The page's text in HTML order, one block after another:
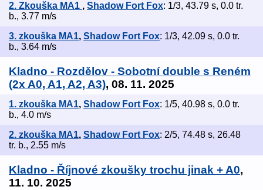
2. Zkouška MA1 , Shadow Fort Fox: 1/3, 43.79 s, 0.0 tr.
b., 3.77 m/s
3. zkouška MA1, Shadow Fort Fox: 1/3, 42.09 s, 0.0 tr.
b., 3.64 m/s
Kladno - Rozdělov - Sobotní double s Reném
(2x A0, A1, A2, A3), 08. 11. 2025
1. zkouška MA1, Shadow Fort Fox: 1/5, 40.98 s, 0.0 tr.
b., 4.0 m/s
2. zkouška MA1, Shadow Fort Fox: 2/5, 74.48 s, 26.48
tr. b., 2.55 m/s
Kladno - Říjnové zkoušky trochu jinak + A0,
11. 10. 2025